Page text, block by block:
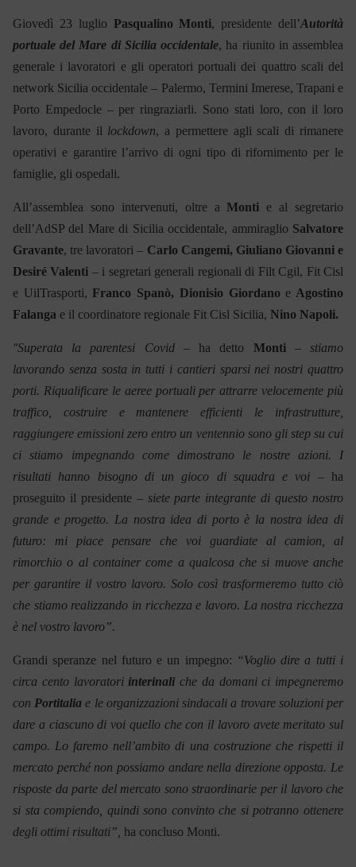
Giovedì 23 luglio Pasqualino Monti, presidente dell’Autorità
portuale del Mare di Sicilia occidentale, ha riunito in assemblea
generale i lavoratori e gli operatori portuali dei quattro scali del
network Sicilia occidentale – Palermo, Termini Imerese, Trapani e
Porto Empedocle – per ringraziarli. Sono stati loro, con il loro
lavoro, durante il lockdown, a permettere agli scali di rimanere
operativi e garantire l’arrivo di ogni tipo di rifornimento per le
famiglie, gli ospedali.
All’assemblea sono intervenuti, oltre aMonti e al segretario
dell’AdSP del Mare di Sicilia occidentale, ammiraglio Salvatore
Gravante, tre lavoratori – Carlo Cangemi, Giuliano Giovanni e
Desiré Valenti – i segretari generali regionali di Filt Cgil, Fit Cisl
e UilTrasporti,Franco Spanò, Dionisio Giordano e Agostino
Falanga e il coordinatore regionale Fit Cisl Sicilia, Nino Napoli.
“Superata la parentesi Covid – ha detto Monti
– stiamo
lavorando senza sosta in tutti i cantieri sparsi nei nostri quattro
porti. Riqualificare le aeree portuali per attrarre velocemente più
traffico, costruire e mantenere efficienti le infrastrutture,
raggiungere emissioni zero entro un ventennio sono gli step su cui
ci stiamo impegnando come dimostrano le nostre azioni. I
risultati hanno bisogno di un gioco di squadra e voi –ha
proseguito il presidente– siete parte integrante di questo nostro
grande e progetto. La nostra idea di porto è la nostra idea di
futuro: mi piace pensare che voi guardiate al camion, al
rimorchio o al container come a qualcosa che si muove anche
per garantire il vostro lavoro. Solo così trasformeremo tutto ciò
che stiamo realizzando in ricchezza e lavoro. La nostra ricchezza
è nel vostro lavoro”.
Grandi speranze nel futuro e un impegno: “Voglio dire a tutti i
circa cento lavoratori interinali che da domani ci impegneremo
con Portitalia e le organizzazioni sindacali a trovare soluzioni per
dare a ciascuno di voi quello che con il lavoro avete meritato sul
campo. Lo faremo nell’ambito di una costruzione che rispetti il
mercato perché non possiamo andare nella direzione opposta. Le
risposte da parte del mercato sono straordinarie per il lavoro che
si sta compiendo, quindi sono convinto che si potranno ottenere
degli ottimi risultati”, ha concluso Monti.